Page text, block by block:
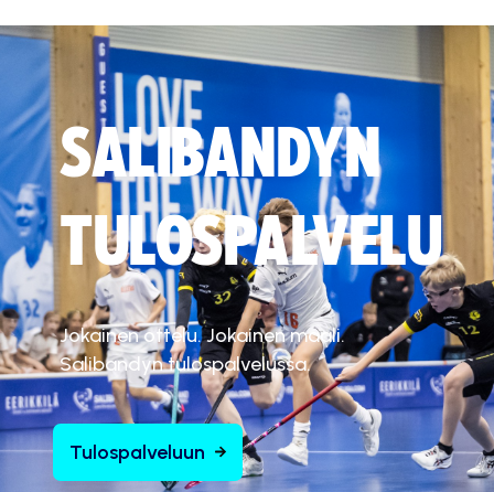
SALIBANDYN
TULOSPALVELU
Jokainen ottelu. Jokainen maali.
Salibandyn tulospalvelussa.
Tulospalveluun